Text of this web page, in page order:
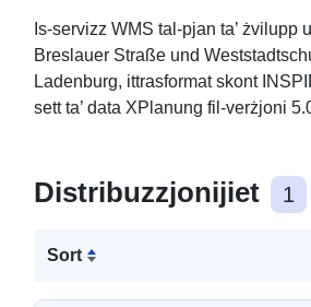
Is-servizz WMS tal-pjan ta’ żvilupp
Breslauer Straße und
Ladenburg, ittrasformat skont
sett ta’ data XPlanung fil-verżjoni
Distribuzzjonijiet 1
Sort